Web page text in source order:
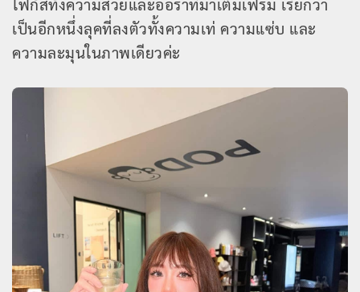
โฟกัสทั้งความสวยและออร่าที่มาเต็มเฟรม เรียกว่า
เป็นอีกหนึ่งลุคที่ลงตัวทั้งความเท่ ความแซ่บ และ
ความละมุนในภาพเดียวค่ะ